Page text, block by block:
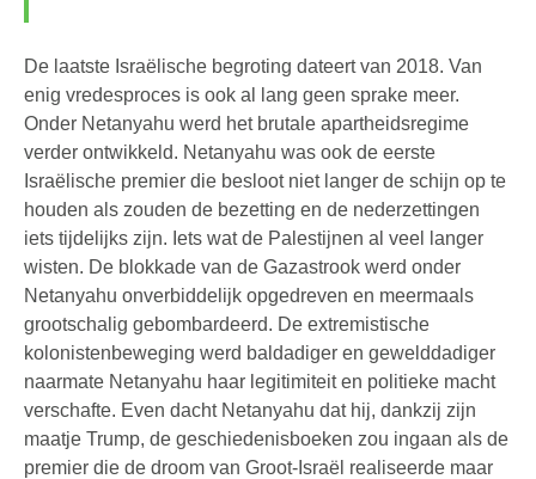
De laatste Israëlische begroting dateert van 2018. Van
enig vredesproces is ook al lang geen sprake meer.
Onder Netanyahu werd het brutale apartheidsregime
verder ontwikkeld. Netanyahu was ook de eerste
Israëlische premier die besloot niet langer de schijn op te
houden als zouden de bezetting en de nederzettingen
iets tijdelijks zijn. Iets wat de Palestijnen al veel langer
wisten. De blokkade van de Gazastrook werd onder
Netanyahu onverbiddelijk opgedreven en meermaals
grootschalig gebombardeerd. De extremistische
kolonistenbeweging werd baldadiger en gewelddadiger
naarmate Netanyahu haar legitimiteit en politieke macht
verschafte. Even dacht Netanyahu dat hij, dankzij zijn
maatje Trump, de geschiedenisboeken zou ingaan als de
premier die de droom van Groot-Israël realiseerde maar